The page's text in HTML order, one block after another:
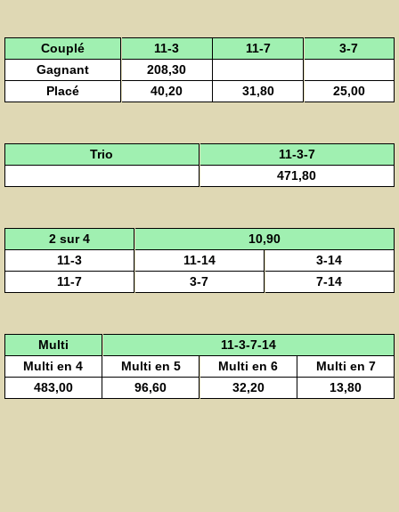
Couplé 11-3 11-7
3-7
Gagnant
208,30
Placé
40,20 31,80 25,00
Trio
11-3-7
471,80
2 sur 4
10,90
11-3
11-14
3-14
11-7
3-7 7-14
Multi
11-3-7-14
Multi en 4
Multi en 5 Multi en 6
Multi en 7
483,00
96,60 32,20 13,80